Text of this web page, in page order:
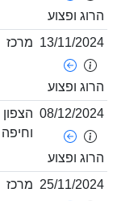
ופצוע
13/11/
ופצוע
מרכז
08/12/
ופצוע
הצפון
וחיפה
25/11/ מרכז